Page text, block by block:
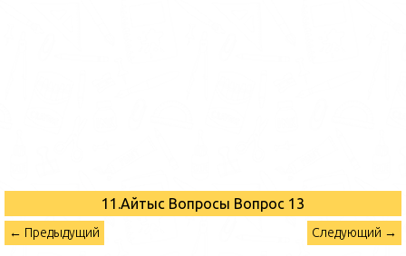
11.Айтыс Вопросы Вопрос 13
← Предыдущий Следующий →